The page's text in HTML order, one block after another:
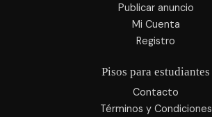
Publicar anuncio
Mi Cuenta
Registro
Pisos para estudiantes
Contacto
Términos y Condiciones